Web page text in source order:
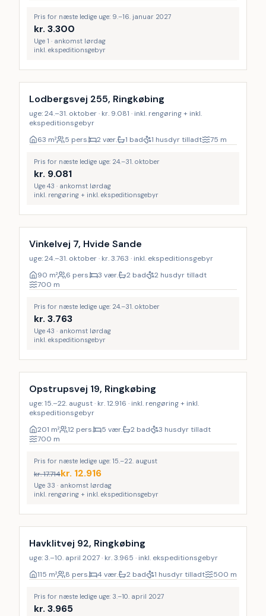
Pris for næste ledige uge: 9.–16. januar 2027
kr. 3.300
Uge 1 · ankomst lørdag
inkl. ekspeditionsgebyr
Inkl. rengøring
Lodbergsvej 255, Ringkøbing
uge: 24.–31. oktober · kr. 9.081 · inkl. rengøring + inkl.
ekspeditionsgebyr
63 m² 5 pers. 2 vær. 1 bad 1 husdyr tilladt 75 m
Pris for næste ledige uge: 24.–31. oktober
kr. 9.081
Uge 43 · ankomst lørdag
inkl. rengøring + inkl. ekspeditionsgebyr
Vinkelvej 7, Hvide Sande
uge: 24.–31. oktober · kr. 3.763 · inkl. ekspeditionsgebyr
90 m² 6 pers. 3 vær. 2 bad
2 husdyr tilladt
700 m
Pris for næste ledige uge: 24.–31. oktober
kr. 3.763
Uge 43 · ankomst lørdag
inkl. ekspeditionsgebyr
LAST MINUTE
Inkl. rengøring
Opstrupsvej 19, Ringkøbing
uge: 15.–22. august · kr. 12.916 · inkl. rengøring + inkl.
ekspeditionsgebyr
201 m² 12 pers. 5 vær. 2 bad
3 husdyr tilladt
700 m
Pris for næste ledige uge: 15.–22. august
kr.17.714kr. 12.916
Uge 33 · ankomst lørdag
inkl. rengøring + inkl. ekspeditionsgebyr
Havklitvej 92, Ringkøbing
uge: 3.–10. april 2027 · kr. 3.965 · inkl. ekspeditionsgebyr
115 m² 8 pers. 4 vær. 2 bad 1 husdyr tilladt 500 m
Pris for næste ledige uge: 3.–10. april 2027
kr. 3.965